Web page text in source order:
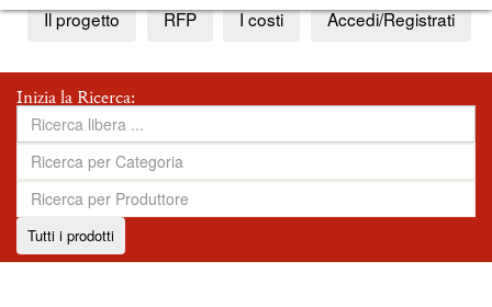
Il progetto RFP I costi Accedi/Registrati
Inizia la Ricerca:
Tutti i prodotti